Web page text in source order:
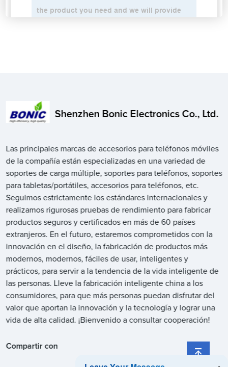
Shenzhen Bonic Electronics Co., Ltd.
Las principales marcas de accesorios para teléfonos móviles
de la compañía están especializadas en una variedad de
soportes de carga múltiple, soportes para teléfonos, soportes
para tabletas/portátiles, accesorios para teléfonos, etc.
Seguimos estrictamente los estándares internacionales y
realizamos rigurosas pruebas de rendimiento para fabricar
productos seguros y certificados en más de 60 países
extranjeros. En el futuro, estaremos comprometidos con la
innovación en el diseño, la fabricación de productos más
modernos, modernos, fáciles de usar, inteligentes y
prácticos, para servir a la tendencia de la vida inteligente de
las personas. Lleve la fabricación inteligente china a los
consumidores, para que más personas puedan disfrutar del
valor que aportan la innovación y la tecnología y lograr una
vida de alta calidad. ¡Bienvenido a consultar cooperación!
Compartir con